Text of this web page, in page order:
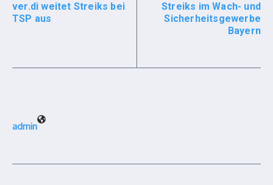
ver.di weitet Streiks bei
TSP aus
Streiks im Wach- und
Sicherheitsgewerbe
Bayern
admin